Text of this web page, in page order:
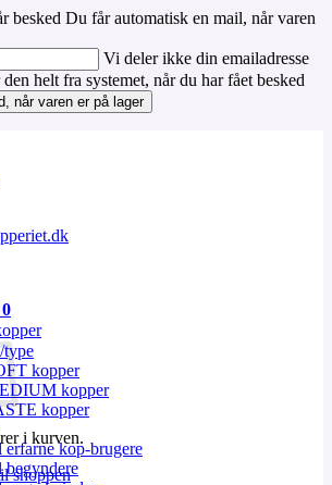
besked Du får automatisk en mail, når varen
Vi deler ikke din emailadresse
helt fra systemet, når du har fået besked
når varen er på lager
0
i kurven.
shoppen
type
kopper
kopper
kopper
erfarne kop-brugere
begyndere